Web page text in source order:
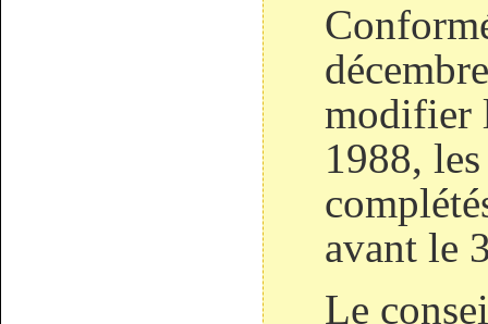
modifier
1988,
avant le
Le